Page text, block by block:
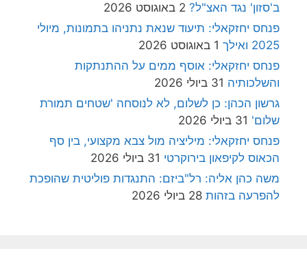
ב'סזון' נגד האצ"ל? 2 באוגוסט 2026
פנחס יחזקאלי: תיעוד שנאת נתניהו בתמונות, מיולי
2025 ואילך
1 באוגוסט 2026
פנחס יחזקאלי: אוסף ממים על ההתנתקות
והשלכותיה 31 ביולי 2026
גרשון הכהן: כן לשלום, לא לנוסחה 'שטחים תמורת
שלום' 31 ביולי 2026
פנחס יחזקאלי: מיליציה מול צבא מקצועי, בין סף
הכאוס לקיפאון בירוקרטי 31 ביולי 2026
משה כהן אליה: רל"ביזם: התנגדות פוליטית שהופכת
להפרעה בזהות 28 ביולי 2026